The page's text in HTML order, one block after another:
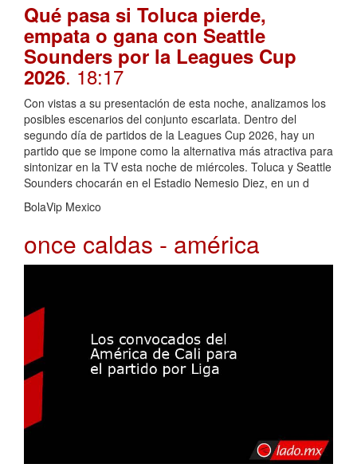
Qué pasa si Toluca pierde,
empata o gana con Seattle
Sounders por la Leagues Cup
2026. 18:17
Con vistas a su presentación de esta noche, analizamos los
posibles escenarios del conjunto escarlata. Dentro del
segundo día de partidos de la Leagues Cup 2026, hay un
partido que se impone como la alternativa más atractiva para
sintonizar en la TV esta noche de miércoles. Toluca y Seattle
Sounders chocarán en el Estadio Nemesio Diez, en un d
BolaVip Mexico
once caldas - américa